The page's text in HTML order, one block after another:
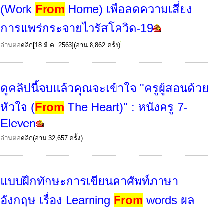
(Work From Home) เพื่อลดความเสี่ยง
การแพร่กระจายไวรัสโควิด-19
อ่านต่อคลิก[18 มี.ค. 2563](อ่าน 8,862 ครั้ง)
ดูคลิปนี้จบแล้วคุณจะเข้าใจ "ครูผู้สอนด้วย
หัวใจ (From The Heart)" : หนังครู 7-
Eleven
อ่านต่อคลิก(อ่าน 32,657 ครั้ง)
แบบฝึกทักษะการเขียนคาศัพท์ภาษา
อังกฤษ เรื่อง Learning From words ผล